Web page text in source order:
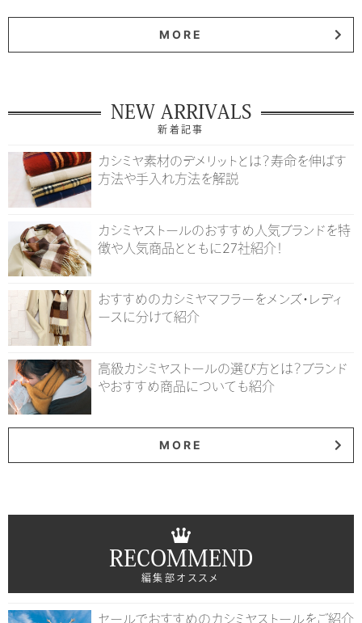
MORE
NEW ARRIVALS
新着記事
カシミヤ素材のデメリットとは？寿命を伸ばす
方法や手入れ方法を解説
カシミヤストールのおすすめ人気ブランドを特
徴や人気商品とともに27社紹介！
おすすめのカシミヤマフラーをメンズ・レディ
ースに分けて紹介
高級カシミヤストールの選び方とは？ブランド
やおすすめ商品についても紹介
MORE
RECOMMEND
編集部オススメ
セールでおすすめのカシミヤストールをご紹介